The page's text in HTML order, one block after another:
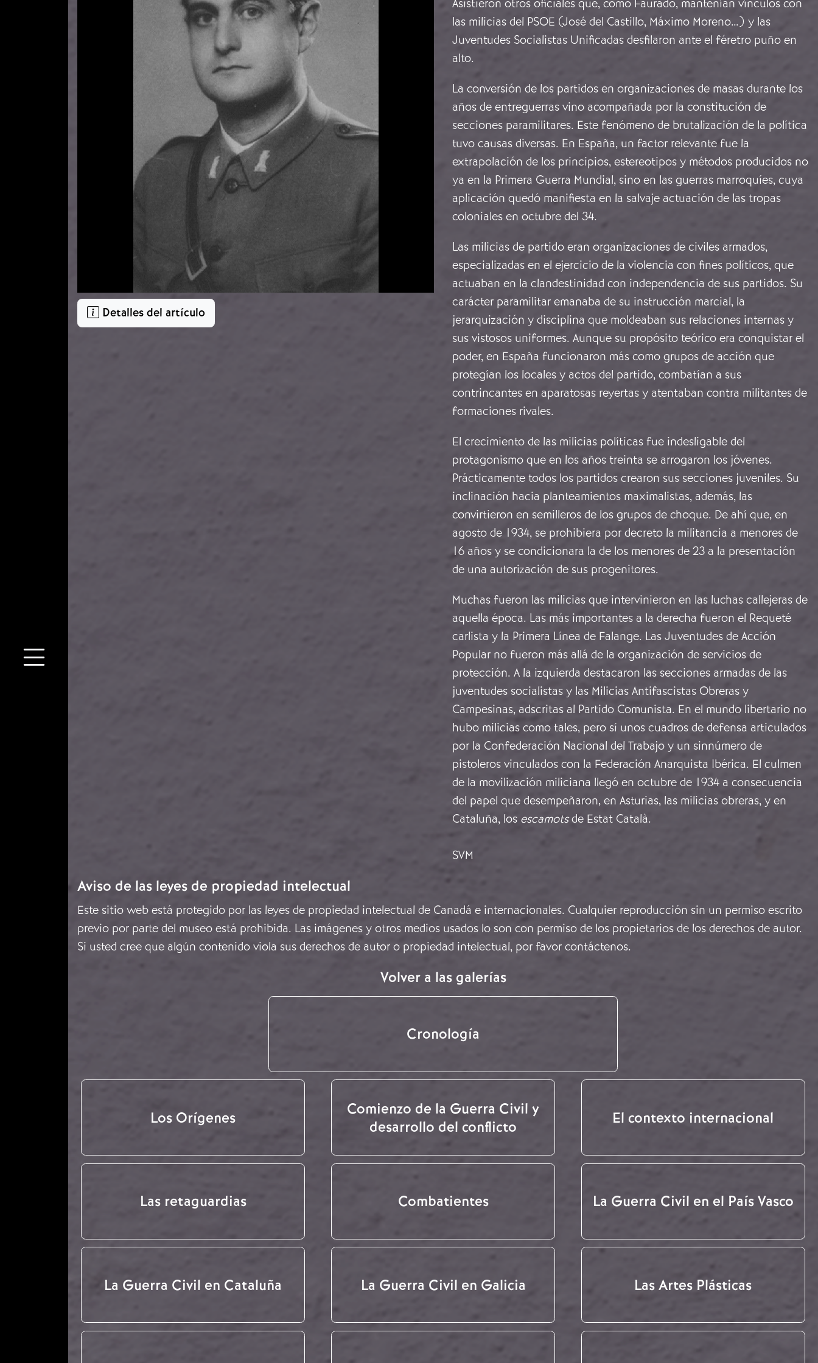
Detalles del artículo
Asistieron otros oficiales que, como Faurado, mantenían vínculos con
las milicias del PSOE (José del Castillo, Máximo Moreno…) y las
Juventudes Socialistas Unificadas desfilaron ante el féretro puño en
alto.
La conversión de los partidos en organizaciones de masas durante los
años de entreguerras vino acompañada por la constitución de
secciones paramilitares. Este fenómeno de brutalización de la política
tuvo causas diversas. En España, un factor relevante fue la
extrapolación de los principios, estereotipos y métodos producidos no
ya en la Primera Guerra Mundial, sino en las guerras marroquíes, cuya
aplicación quedó manifiesta en la salvaje actuación de las tropas
coloniales en octubre del 34.
Las milicias de partido eran organizaciones de civiles armados,
especializadas en el ejercicio de la violencia con fines políticos, que
actuaban en la clandestinidad con independencia de sus partidos. Su
carácter paramilitar emanaba de su instrucción marcial, la
jerarquización y disciplina que moldeaban sus relaciones internas y
sus vistosos uniformes. Aunque su propósito teórico era conquistar el
poder, en España funcionaron más como grupos de acción que
protegían los locales y actos del partido, combatían a sus
contrincantes en aparatosas reyertas y atentaban contra militantes de
formaciones rivales.
El crecimiento de las milicias políticas fue indesligable del
protagonismo que en los años treinta se arrogaron los jóvenes.
Prácticamente todos los partidos crearon sus secciones juveniles. Su
inclinación hacia planteamientos maximalistas, además, las
convirtieron en semilleros de los grupos de choque. De ahí que, en
agosto de 1934, se prohibiera por decreto la militancia a menores de
16 años y se condicionara la de los menores de 23 a la presentación
de una autorización de sus progenitores.
Muchas fueron las milicias que intervinieron en las luchas callejeras de
aquella época. Las más importantes a la derecha fueron el Requeté
carlista y la Primera Línea de Falange. Las Juventudes de Acción
Popular no fueron más allá de la organización de servicios de
protección. A la izquierda destacaron las secciones armadas de las
juventudes socialistas y las Milicias Antifascistas Obreras y
Campesinas, adscritas al Partido Comunista. En el mundo libertario no
hubo milicias como tales, pero sí unos cuadros de defensa articulados
por la Confederación Nacional del Trabajo y un sinnúmero de
pistoleros vinculados con la Federación Anarquista Ibérica. El culmen
de la movilización miliciana llegó en octubre de 1934 a consecuencia
del papel que desempeñaron, en Asturias, las milicias obreras, y en
Cataluña, los escamotsde Estat Català.
SVM
Aviso de las leyes de propiedad intelectual
Este sitio web está protegido por las leyes de propiedad intelectual de Canadá e internacionales. Cualquier reproducción sin un permiso escrito
previo por parte del museo está prohibida. Las imágenes y otros medios usados lo son con permiso de los propietarios de los derechos de autor.
Si usted cree que algún contenido viola sus derechos de autor o propiedad intelectual, por favor contáctenos.
Volver a las galerías
Cronología
Los Orígenes
Comienzo de la Guerra Civil y
desarrollo del conflicto
El contexto internacional
Las retaguardias Combatientes La Guerra Civil en el País Vasco
La Guerra Civil en Cataluña La Guerra Civil en Galicia Las Artes Plásticas